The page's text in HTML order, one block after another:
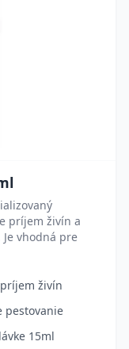
príjem živín a
vhodná pre
živín
pestovanie
15ml